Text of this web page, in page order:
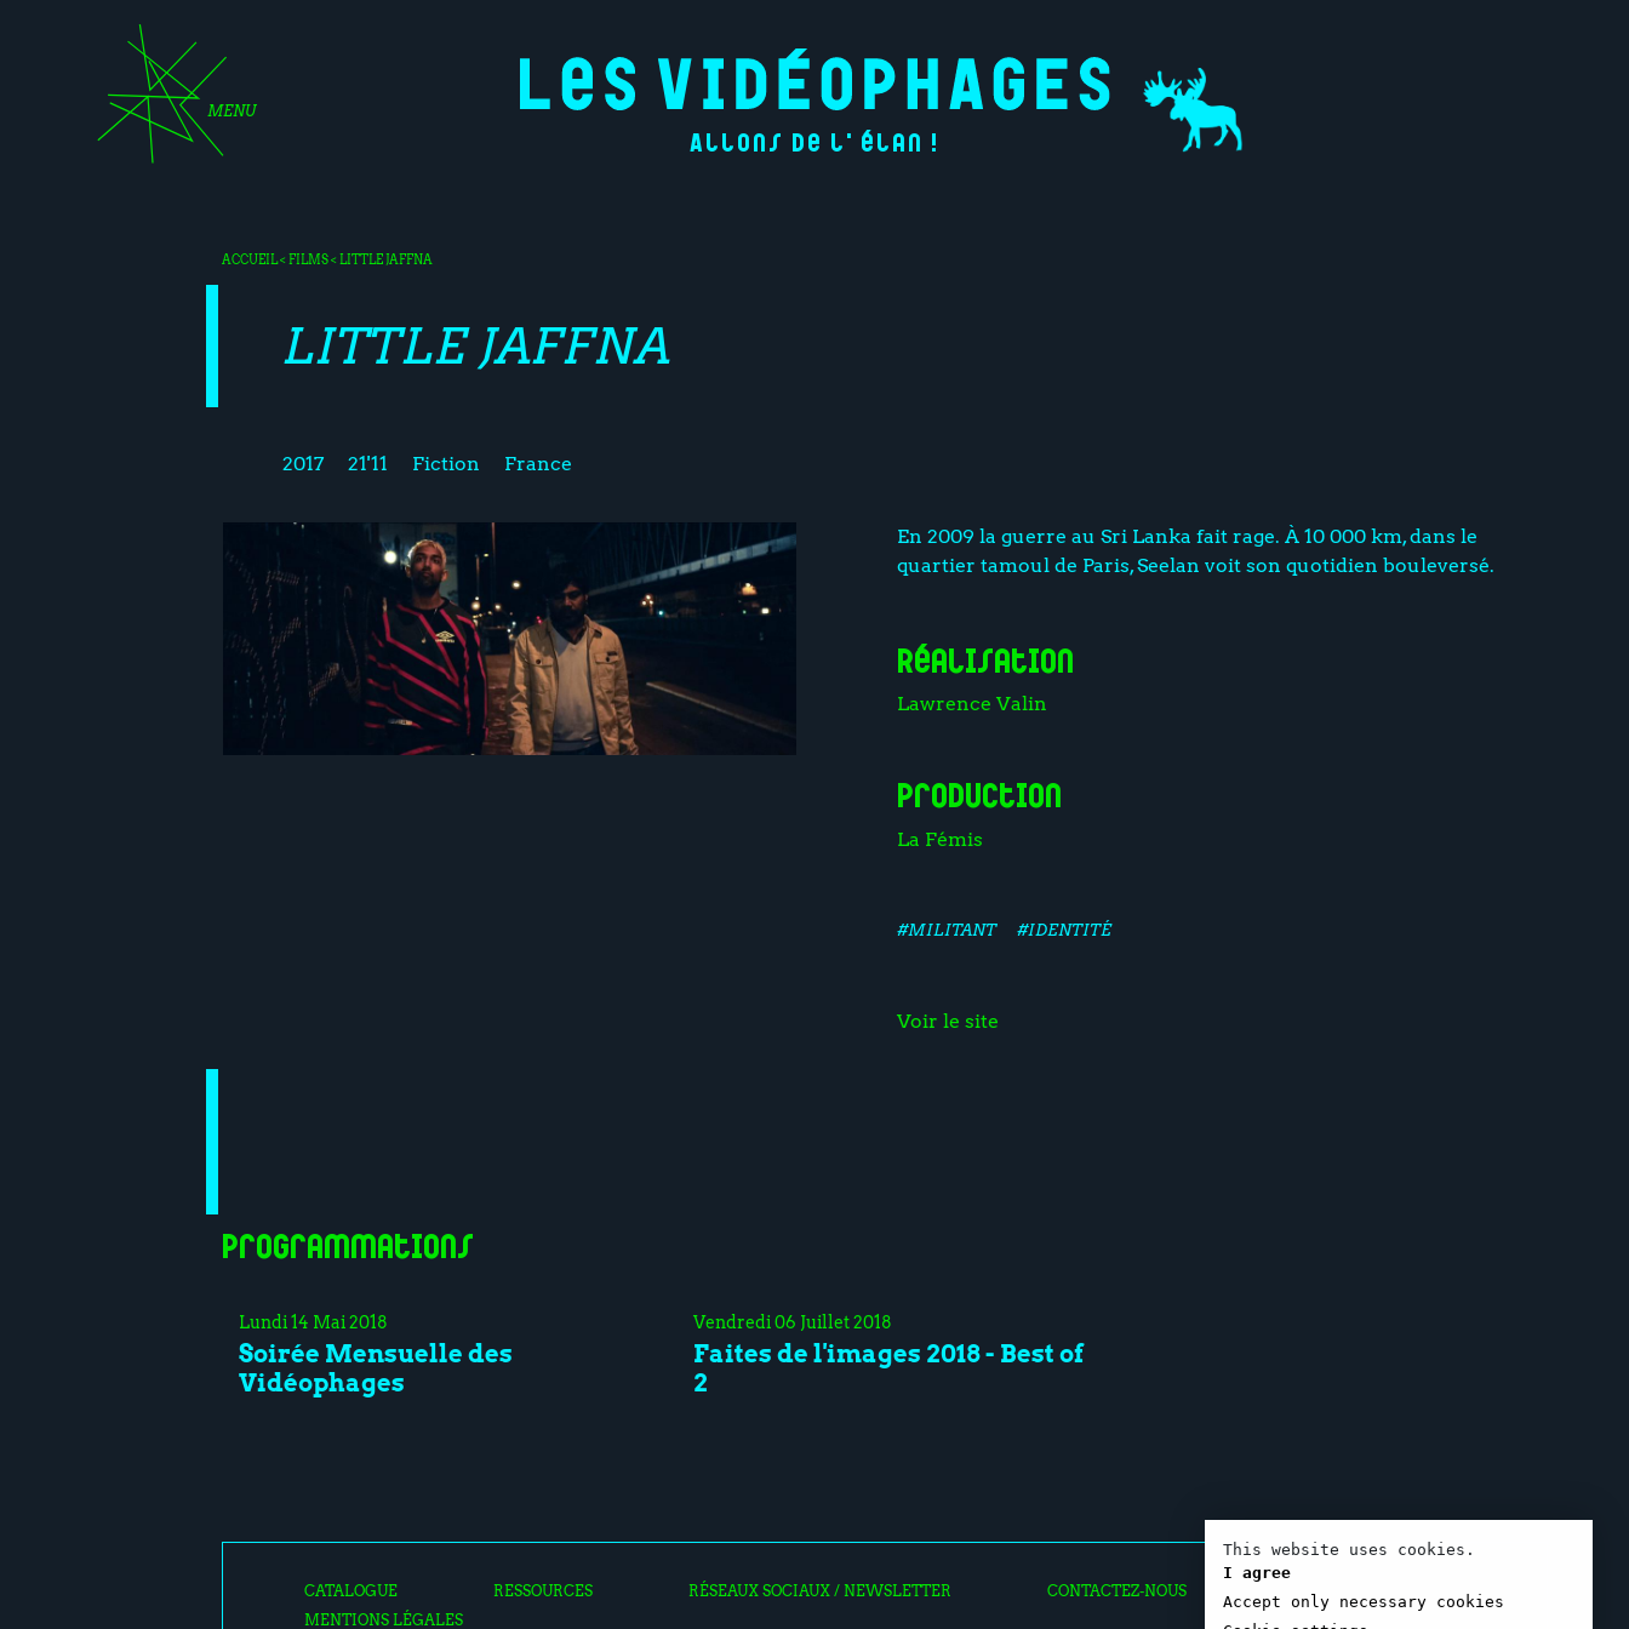
MENU
Allons de l'élan !
ACCUEIL<FILMS< LITTLE JAFFNA
LITTLE JAFFNA
2017 21'11 Fiction France
En 2009 la guerre au Sri Lanka fait rage. À 10 000 km, dans le
quartier tamoul de Paris, Seelan voit son quotidien bouleversé.
Réalisation
Lawrence Valin
Production
La Fémis
#MILITANT #IDENTITÉ
Voir le site
Programmations
Lundi 14 Mai 2018
Soirée Mensuelle des
Vidéophages
Vendredi 06 Juillet 2018
Faites de l'images 2018 - Best of
2
CATALOGUE RESSOURCES RÉSEAUX SOCIAUX / NEWSLETTER
CONTACTEZ-NOUS
MENTIONS LÉGALES
This website uses cookies.
I agree
Accept only necessary cookies